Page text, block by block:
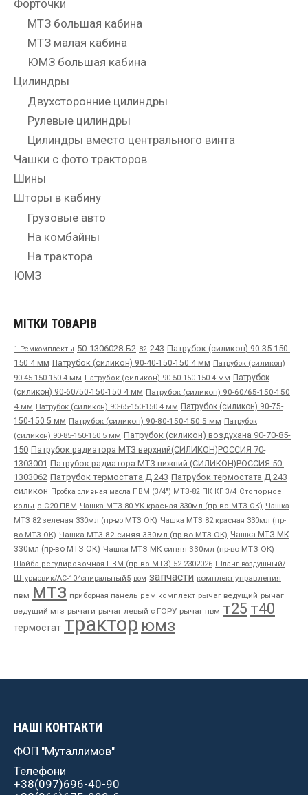
Форточки
МТЗ большая кабина
МТЗ малая кабина
ЮМЗ большая кабина
Цилиндры
Двухсторонние цилиндры
Рулевые цилиндры
Цилиндры вместо центрального винта
Чашки с фото тракторов
Шины
Шторы в кабину
Грузовые авто
На комбайны
На трактора
ЮМЗ
МІТКИ ТОВАРІВ
1 Ремкомплекты 50-1306028-Б2 82 243 Патрубок (силикон) 90-35-150-
150 4 мм Патрубок (силикон) 90-40-150-150 4 мм Патрубок (силикон)
90-45-150-150 4 мм Патрубок (силикон) 90-50-150-150 4 мм Патрубок
(силикон) 90-60/50-150-150 4 мм Патрубок (силикон) 90-60/65-150-150
4 мм Патрубок (силикон) 90-65-150-150 4 мм Патрубок (силикон) 90-75-
150-150 5 мм Патрубок (силикон) 90-80-150-150 5 мм Патрубок
(силикон) 90-85-150-150 5 мм Патрубок (силикон) воздухана 90-70-85-
150 Патрубок радиатора МТЗ верхний(СИЛИКОН)РОССИЯ 70-
1303001 Патрубок радиатора МТЗ нижний (СИЛИКОН)РОССИЯ 50-
1303062 Патрубок термостата Д 243 Патрубок термостата Д 243
силикон Пробка сливная масла ПВМ (3/4") МТЗ-82 ПК КГ 3/4 Стопорное
кольцо С20 ПВМ Чашка МТЗ 80 УК красная 330мл (пр-во МТЗ ОК) Чашка
МТЗ 82 зеленая 330мл (пр-во МТЗ ОК) Чашка МТЗ 82 красная 330мл (пр-
во МТЗ ОК) Чашка МТЗ 82 синяя 330мл (пр-во МТЗ ОК) Чашка МТЗ МК
330мл (пр-во МТЗ ОК) Чашка МТЗ МК синяя 330мл (пр-во МТЗ ОК)
Шайба регулировочная ПВМ (пр-во МТЗ) 52-2302026 Шланг воздушный/
Штурмовик/АС-104спиральный5 вом запчасти комплект управления
пвм мтз приборная панель рем комплект рычаг ведущий рычаг
ведущий мтз рычаги рычаг левый с ГОРУ рычаг пвм т25 т40
термостат трактор юмз
НАШІ КОНТАКТИ
ФОП "Муталлимов"
Телефони
+38(097)696-40-90